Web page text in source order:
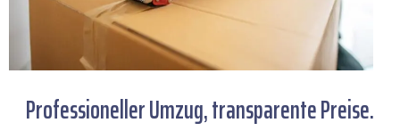
Professioneller Umzug, transparente Preise.